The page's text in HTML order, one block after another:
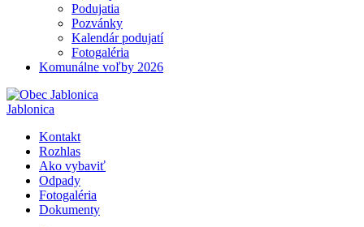
Podujatia
Pozvánky
Kalendár podujatí
Fotogaléria
Komunálne voľby 2026
Jablonica
Kontakt
Rozhlas
Ako vybaviť
Odpady
Fotogaléria
Dokumenty